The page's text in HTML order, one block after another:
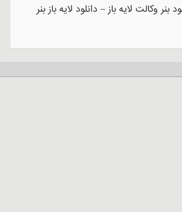
بنر وکالت لایه باز – دانلود لایه باز بنر